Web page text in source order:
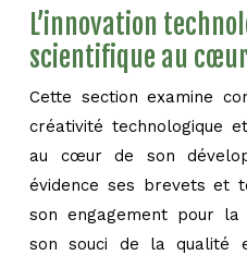
L’innovation
scientifique au
Cette section examine
créativité technologique
au cœur de son
évidence ses brevets et
son engagement pour la
son souci de la qualité